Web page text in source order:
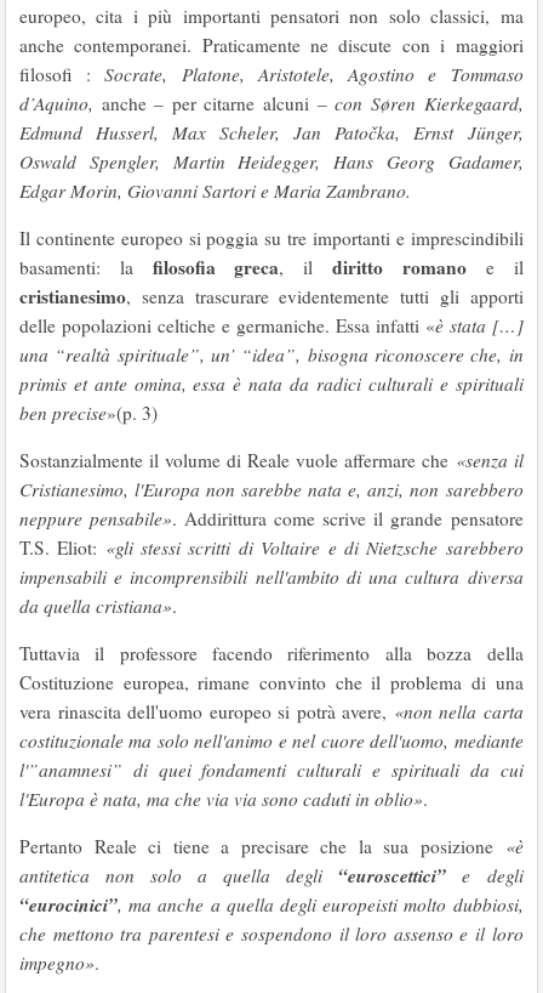
europeo, cita i più importanti pensatori non solo classici, ma
anche contemporanei. Praticamente ne discute con i maggiori
filosofi :Socrate, Platone, Aristotele, Agostino e Tommaso
d’Aquino, anche – per citarne alcuni –con Søren Kierkegaard,
Edmund Husserl, Max Scheler, Jan Patočka, Ernst Jünger,
Oswald Spengler, Martin Heidegger, Hans Georg Gadamer,
Edgar Morin, Giovanni Sartori e Maria Zambrano.
Il continente europeo si poggia su tre importanti e imprescindibili
basamenti: la filosofia greca, ildiritto romano e il
cristianesimo, senza trascurare evidentemente tutti gli apporti
delle popolazioni celtiche e germaniche. Essa infatti «è stata […]
una “realtà spirituale”, un’ “idea”, bisogna riconoscere che, in
primis et ante omina, essa è nata da radici culturali e spirituali
ben precise»(p. 3)
Sostanzialmente il volume di Reale vuole affermare che «senza il
Cristianesimo, l'Europa non sarebbe nata e, anzi, non sarebbero
neppure pensabile». Addirittura come scrive il grande pensatore
T.S. Eliot: «gli stessi scritti di Voltaire e di Nietzsche sarebbero
impensabili e incomprensibili nell'ambito di una cultura diversa
da quella cristiana».
Tuttavia il professore facendo riferimento alla bozza della
Costituzione europea, rimane convinto che il problema di una
vera rinascita dell'uomo europeo si potrà avere, «non nella carta
costituzionale ma solo nell'animo e nel cuore dell'uomo, mediante
l'”anamnesi” di quei fondamenti culturali e spirituali da cui
l'Europa è nata, ma che via via sono caduti in oblio».
Pertanto Reale ci tiene a precisare che la sua posizione «è
antitetica non solo a quella degli “euroscettici” e degli
“eurocinici”, ma anche a quella degli europeisti molto dubbiosi,
che mettono tra parentesi e sospendono il loro assenso e il loro
impegno».